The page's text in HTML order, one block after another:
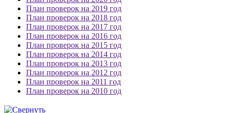
План проверок на 2019 год
План проверок на 2018 год
План проверок на 2017 год
План проверок на 2016 год
План проверок на 2015 год
План проверок на 2014 год
План проверок на 2013 год
План проверок на 2012 год
План проверок на 2011 год
План проверок на 2010 год